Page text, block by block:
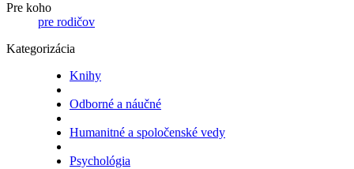
Pre koho
pre rodičov
Kategorizácia
Knihy
Odborné a náučné
Humanitné a spoločenské vedy
Psychológia